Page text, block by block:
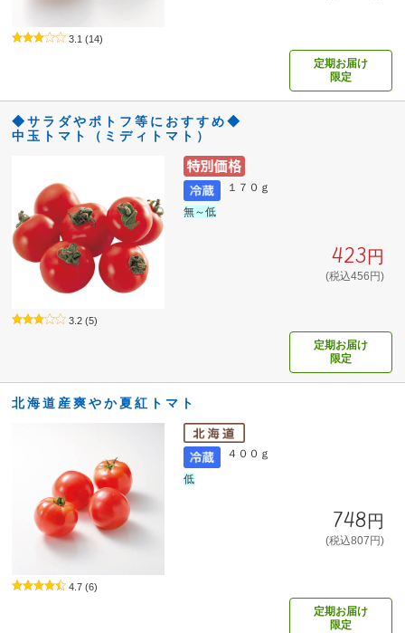
3.1 (14)
定期お届け
限定
◆サラダやポトフ等におすすめ◆
中玉トマト（ミディトマト）
１７０ｇ
無～低
423円
(税込456円)
3.2 (5)
定期お届け
限定
北海道産爽やか夏紅トマト
４００ｇ
低
748円
(税込807円)
4.7 (6)
定期お届け
限定